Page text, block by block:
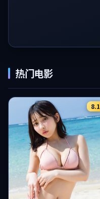
热门电影
8.1